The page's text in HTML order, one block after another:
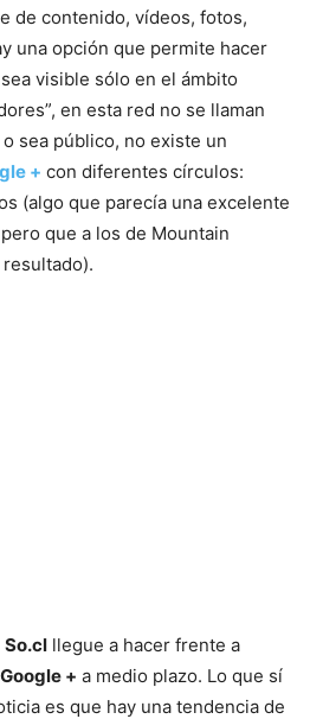
de contenido, vídeos, fotos,
una opción que permite hacer
visible sólo en el ámbito
en esta red no se llaman
o sea público, no existe un
+ con diferentes círculos:
(algo que parecía una excelente
que a los de Mountain
So.cl llegue a hacer frente a
Google + a medio plazo. Lo que sí
es que hay una tendencia de